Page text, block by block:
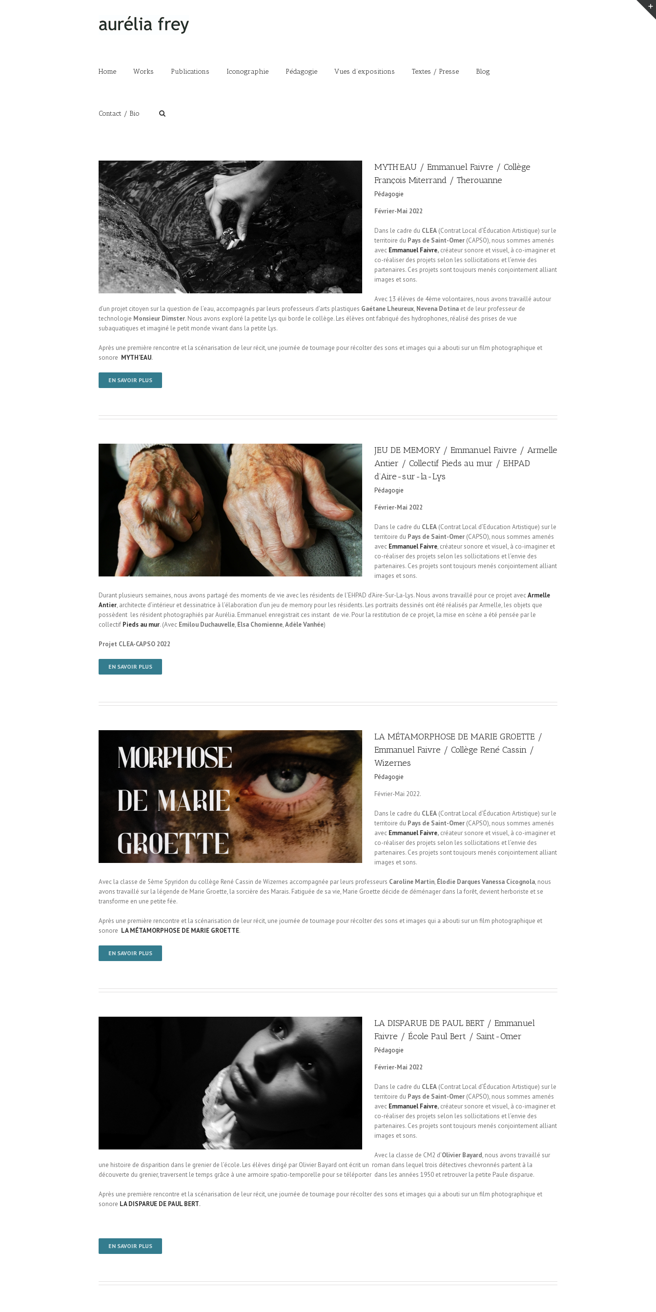
Home Works Publications Iconographie Pédagogie Vues d’expositions Textes / Presse Blog
Contact / Bio
MYTH’EAU / Emmanuel Faivre / Collège
François Miterrand / Therouanne
Pédagogie
Février-Mai 2022
Dans le cadre du CLEA (Contrat Local d’Éducation Artistique) sur le
territoire du Pays de Saint-Omer (CAPSO), nous sommes amenés
avec Emmanuel Faivre, créateur sonore et visuel, à co-imaginer et
co-réaliser des projets selon les sollicitations et l’envie des
partenaires. Ces projets sont toujours menés conjointement alliant
images et sons.
Avec 13 élèves de 4ème volontaires, nous avons travaillé autour
d’un projet citoyen sur la question de l’eau, accompagnés par leurs professeurs d’arts plastiques Gaétane Lheureux, Nevena Dotina et de leur professeur de
technologie Monsieur Dimster. Nous avons exploré la petite Lys qui borde le collège. Les élèves ont fabriqué des hydrophones, réalisé des prises de vue
subaquatiques et imaginé le petit monde vivant dans la petite Lys.
Après une première rencontre et la scénarisation de leur récit, une journée de tournage pour récolter des sons et images qui a abouti sur un film photographique et
sonore MYTH’EAU.
EN SAVOIR PLUS
JEU DE MEMORY / Emmanuel Faivre / Armelle
Antier / Collectif Pieds au mur / EHPAD
d’Aire-sur-la-Lys
Pédagogie
Février-Mai 2022
Dans le cadre du CLEA (Contrat Local d’Education Artistique) sur le
territoire du Pays de Saint-Omer (CAPSO), nous sommes amenés
avec Emmanuel Faivre, créateur sonore et visuel, à co-imaginer et
co-réaliser des projets selon les sollicitations et l’envie des
partenaires. Ces projets sont toujours menés conjointement alliant
images et sons.
Durant plusieurs semaines, nous avons partagé des moments de vie avec les résidents de l’EHPAD d’Aire-Sur-La-Lys. Nous avons travaillé pour ce projet avecArmelle
Antier, architecte d’intérieur et dessinatrice à l’élaboration d’un jeu de memory pour les résidents. Les portraits dessinés ont été réalisés par Armelle, les objets que
possèdent les résident photographiés par Aurélia. Emmanuel enregistrait ces instant de vie. Pour la restitution de ce projet, la mise en scène a été pensée par le
collectif Pieds au mur. (Avec Emilou Duchauvelle, Elsa Chomienne,Adèle Vanhée)
Projet CLEA-CAPSO 2022
EN SAVOIR PLUS
LA MÉTAMORPHOSE DE MARIE GROETTE /
Emmanuel Faivre / Collège René Cassin /
Wizernes
Pédagogie
Février-Mai 2022.
Dans le cadre du CLEA (Contrat Local d’Éducation Artistique) sur le
territoire du Pays de Saint-Omer (CAPSO), nous sommes amenés
avec Emmanuel Faivre, créateur sonore et visuel, à co-imaginer et
co-réaliser des projets selon les sollicitations et l’envie des
partenaires. Ces projets sont toujours menés conjointement alliant
images et sons.
Avec la classe de 5ème Spyridon du collège René Cassin de Wizernes accompagnée par leurs professeurs Caroline Martin, Élodie DarquesVanessa Cicognola, nous
avons travaillé sur la légende de Marie Groette, la sorcière des Marais. Fatiguée de sa vie, Marie Groette décide de déménager dans la forêt, devient herboriste et se
transforme en une petite fée.
Après une première rencontre et la scénarisation de leur récit, une journée de tournage pour récolter des sons et images qui a abouti sur un film photographique et
sonore LA MÉTAMORPHOSE DE MARIE GROETTE.
EN SAVOIR PLUS
LA DISPARUE DE PAUL BERT / Emmanuel
Faivre / École Paul Bert / Saint-Omer
Pédagogie
Février-Mai 2022
Dans le cadre du CLEA (Contrat Local d’Éducation Artistique) sur le
territoire du Pays de Saint-Omer (CAPSO), nous sommes amenés
avec Emmanuel Faivre, créateur sonore et visuel, à co-imaginer et
co-réaliser des projets selon les sollicitations et l’envie des
partenaires. Ces projets sont toujours menés conjointement alliant
images et sons.
Avec la classe de CM2 d’Olivier Bayard, nous avons travaillé sur
une histoire de disparition dans le grenier de l’école. Les élèves dirigé par Olivier Bayard ont écrit un roman dans lequel trois détectives chevronnés partent à la
découverte du grenier, traversent le temps grâce à une armoire spatio-temporelle pour se téléporter dans les années 1950 et retrouver la petite Paule disparue.
Après une première rencontre et la scénarisation de leur récit, une journée de tournage pour récolter des sons et images qui a abouti sur un film photographique et
sonore LA DISPARUE DE PAUL BERT.
EN SAVOIR PLUS